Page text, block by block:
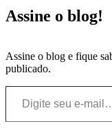
Assine o blog!
Assine o blog e fique
publicado.
Digite seu e-mail…